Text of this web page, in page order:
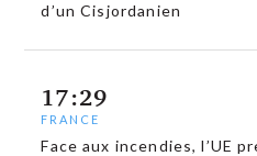
d’un Cisjordanien
17:29
FRANCE
Face aux incendies, l’UE